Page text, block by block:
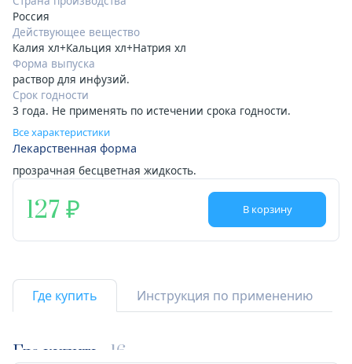
Россия
Действующее вещество
Калия хл+Кальция хл+Натрия хл
Форма выпуска
раствор для инфузий.
Срок годности
3 года. Не применять по истечении срока годности.
Все характеристики
Лекарственная форма
прозрачная бесцветная жидкость.
127 В корзину
Где купить Инструкция по применению
Где купить 16